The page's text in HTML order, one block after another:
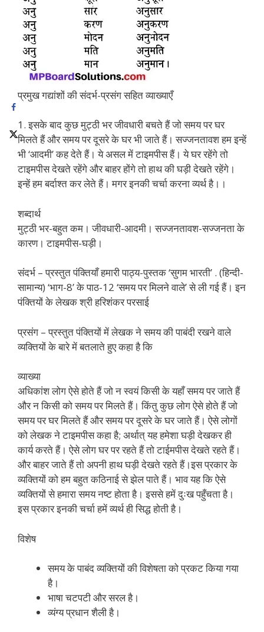
प्रमुख गद्यांशों की संदर्भ-प्रसंग सहित व्याख्याएँ
1. इसके बाद कुछ मुट्ठी भर जीवधारी बचते हैं जो समय पर घर
मिलते हैं और समय पर दूसरे के घर भी जाते हैं। सज्जनतावश हम इन्हें
भी ‘आदमी’ कह देते हैं। ये असल में टाइमपीस हैं। ये घर रहेंगे तो
टाइमपीस देखते रहेंगे और बाहर होंगे तो हाथ की घड़ी देखते रहेंगे।
इन्हें हम बर्दाश्त कर लेते हैं। मगर इनकी चर्चा करना व्यर्थ है।।
शब्दार्थ
मुट्ठी भर-बहुत कम। जीवधारी-आदमी। सज्जनतावश-सज्जनता के
कारण। टाइमपीस-घड़ी।
संदर्भ – प्रस्तुत पंक्तियाँ हमारी पाठ्य-पुस्तक ‘सुगम भारती’ . (हिन्दी-
सामान्य) ‘भाग-8’ के पाठ-12 ‘समय पर मिलने वाले’ से ली गई हैं। इन
पंक्तियों के लेखक श्री हरिशंकर परसाई
प्रसंग – प्रस्तुत पंक्तियों में लेखक ने समय की पाबंदी रखने वाले
व्यक्तियों के बारे में बतलाते हुए कहा है कि
व्याख्या
अधिकांश लोग ऐसे होते हैं जो न स्वयं किसी के यहाँ समय पर जाते हैं
और न किसी को समय पर मिलते हैं। किंतु कुछ लोग ऐसे होते हैं जो
समय पर घर मिलते हैं और समय पर दूसरे के घर जाते हैं। ऐसे लोगों
को लेखक ने टाइमपीस कहा है; अर्थात् यह हमेशा घड़ी देखकर ही
कार्य करते हैं। ऐसे लोग घर पर रहते हैं तो टाईमपीस देखते रहते हैं।
और बाहर जाते हैं तो अपनी हाथ घड़ी देखते रहते हैं।इस प्रकार के
व्यक्तियों को हम बहुत कठिनाई से झेल पाते हैं। भाव यह कि ऐसे
व्यक्तियों से हमारा समय नष्ट होता है। इससे हमें दुःख पहुँचता है।
इस प्रकार इनकी चर्चा हमें व्यर्थ ही सिद्ध होती है।
विशेष
समय के पाबंद व्यक्तियों की विशेषता को प्रकट किया गया
है।
भाषा चटपटी और सरल है।
व्यंग्य प्रधान शैली है।